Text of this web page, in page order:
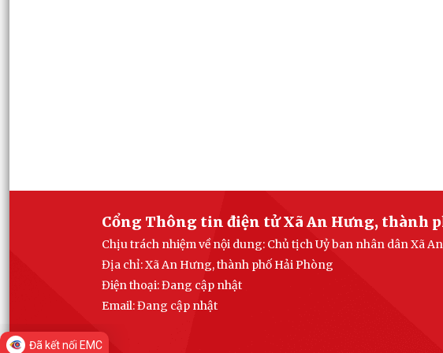
Cổng Thông tin điện tử Xã An Hưng, thành
Chịu trách nhiệm về nội dung: Chủ tịch Uỷ ban nhân dân Xã
Địa chỉ: Xã An Hưng, thành phố Hải Phòng
Điện thoại: Đang cập nhật
Email:Đang cập nhật
Đã kết nối EMC